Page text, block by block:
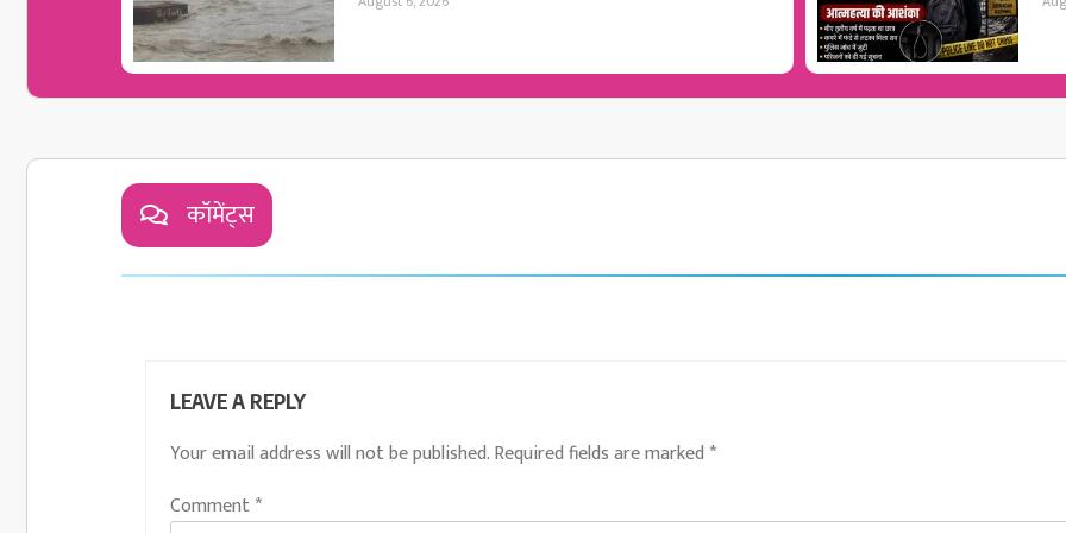
कॉमेंट्स
LEAVE A REPLY
Your email address will not be published.Required fields are marked *
Comment*